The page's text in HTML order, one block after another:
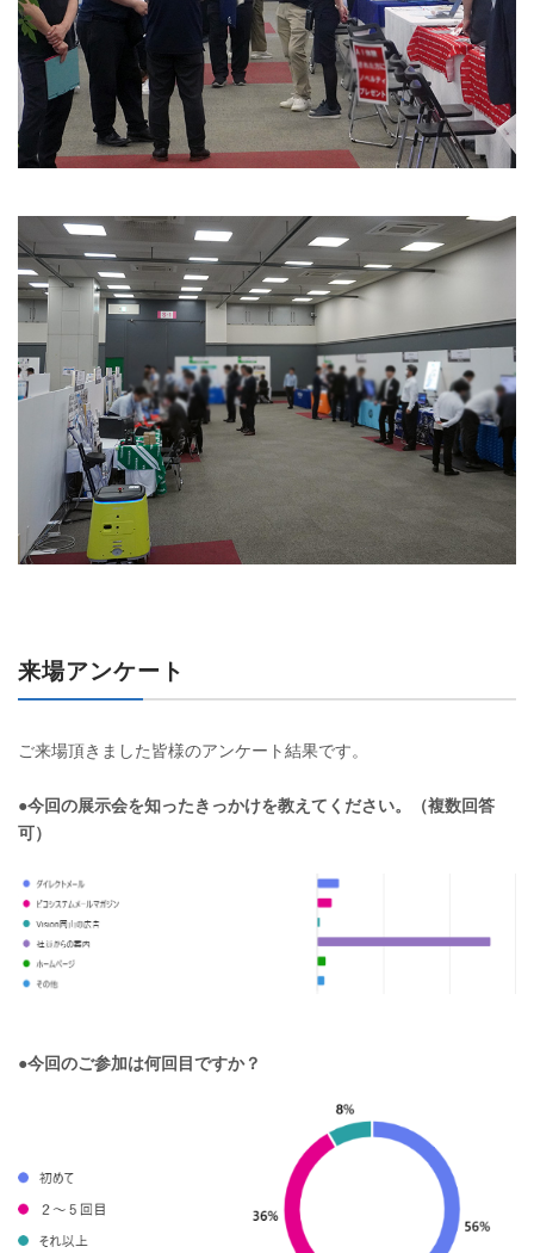
来場アンケート
ご来場頂きました皆様のアンケート結果です。
●今回の展示会を知ったきっかけを教えてください。（複数回答
可）
●今回のご参加は何回目ですか？